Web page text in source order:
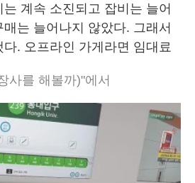
계속 소진되고 잡비는 늘어
는 늘어나지 않았다. 그래서
. 오프라인 가게라면 임대료
지만, 온라인에서 임대료는 거
이니 지금까지 들인 노력만 무
사를 해볼까)"에서